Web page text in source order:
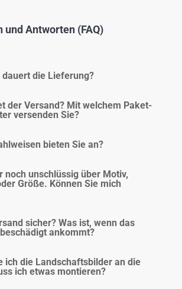
und Antworten (FAQ)
dauert die Lieferung?
der Versand? Mit welchem Paket-
versenden Sie?
bieten Sie an?
noch unschlüssig über Motiv,
Größe. Können Sie mich
sicher? Was ist, wenn das
ankommt?
ich die Landschaftsbilder an die
ich etwas montieren?